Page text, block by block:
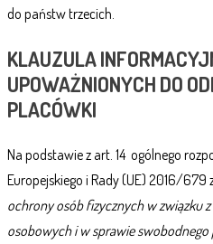
do państw trzecich.
KLAUZULA
UPOWAŻNIONYCH DO
PLACÓWKI
Na podstawie z art. 14 ogólnego
Europejskiego i Rady (UE) 2016/679
ochrony osób fizycznych w związku
osobowych i w sprawie